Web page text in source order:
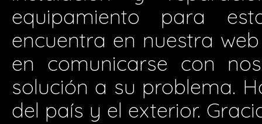
equipamiento para
encuentra en nuestra
en comunicarse con
solución a su problema.
del país y el exterior.